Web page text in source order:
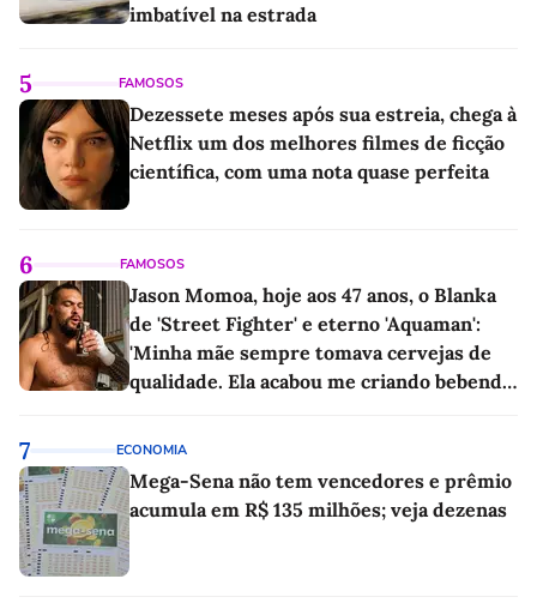
imbatível na estrada
5 FAMOSOS
Dezessete meses após sua estreia, chega à
Netflix um dos melhores filmes de ficção
científica, com uma nota quase perfeita
6 FAMOSOS
Jason Momoa, hoje aos 47 anos, o Blanka
de 'Street Fighter' e eterno 'Aquaman':
'Minha mãe sempre tomava cervejas de
qualidade. Ela acabou me criando bebendo
7 ECONOMIA
Mega-Sena não tem vencedores e prêmio
acumula em R$ 135 milhões; veja dezenas